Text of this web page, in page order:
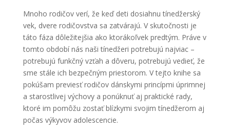
Mnoho rodičov verí, že keď deti dosiahnu tínedžerský
vek, dvere rodičovstva sa zatvárajú. V skutočnosti je
táto fáza dôležitejšia ako ktorákoľvek predtým. Práve v
tomto období nás naši tínedžeri potrebujú najviac –
potrebujú funkčný vzťah a dôveru, potrebujú vedieť, že
sme stále ich bezpečným priestorom. V tejto knihe sa
pokúšam previesť rodičov dánskymi princípmi úprimnej
a starostlivej výchovy a ponúknuť aj praktické rady,
ktoré im pomôžu zostať blízkymi svojim tínedžerom aj
počas výkyvov adolescencie.